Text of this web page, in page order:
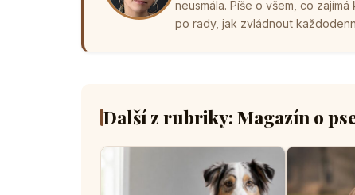
neusmála. Píše o všem, co
po rady, jak zvládnout
Další z rubriky: Magazín o